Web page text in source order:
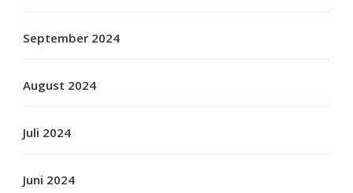
September 2024
August 2024
Juli 2024
Juni 2024